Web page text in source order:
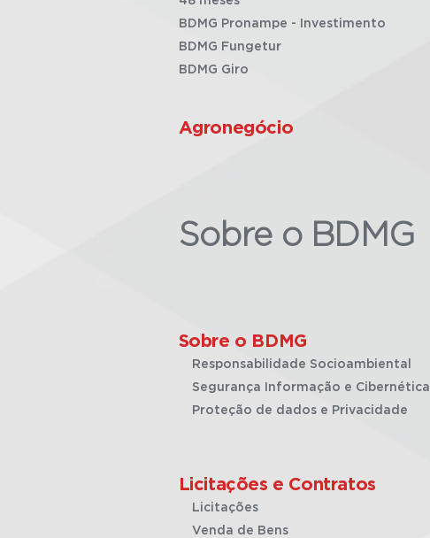
BDMG Pronampe - Investimento
BDMG Fungetur
BDMG Giro
Agronegócio
Sobre o BDMG
Sobre o BDMG
Responsabilidade Socioambiental
Segurança Informação e Cibernética
Proteção de dados e Privacidade
Licitações e Contratos
Licitações
Venda de Bens